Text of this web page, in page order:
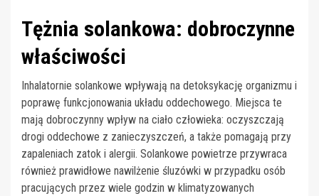
Tężnia solankowa: dobroczynne
właściwości
Inhalatornie solankowe wpływają na detoksykację organizmu i
poprawę funkcjonowania układu oddechowego. Miejsca te
mają dobroczynny wpływ na ciało człowieka: oczyszczają
drogi oddechowe z zanieczyszczeń, a także pomagają przy
zapaleniach zatok i alergii. Solankowe powietrze przywraca
również prawidłowe nawilżenie śluzówki w przypadku osób
pracujących przez wiele godzin w klimatyzowanych